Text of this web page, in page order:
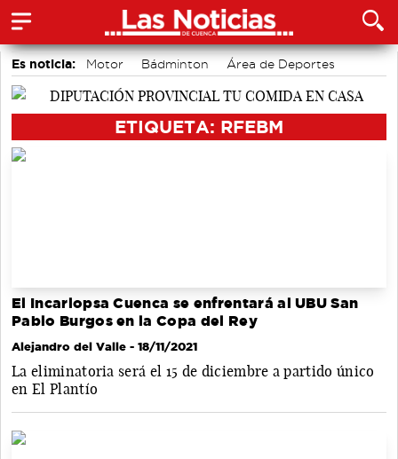
Es noticia: Motor Bádminton
Área de Deportes
Medio Ambiente
ETIQUETA: RFEBM
El Incarlopsa Cuenca se enfrentará al UBU San
Pablo Burgos en la Copa del Rey
Alejandro del Valle - 18/11/2021
La eliminatoria será el 15 de diciembre a partido único
en El Plantío